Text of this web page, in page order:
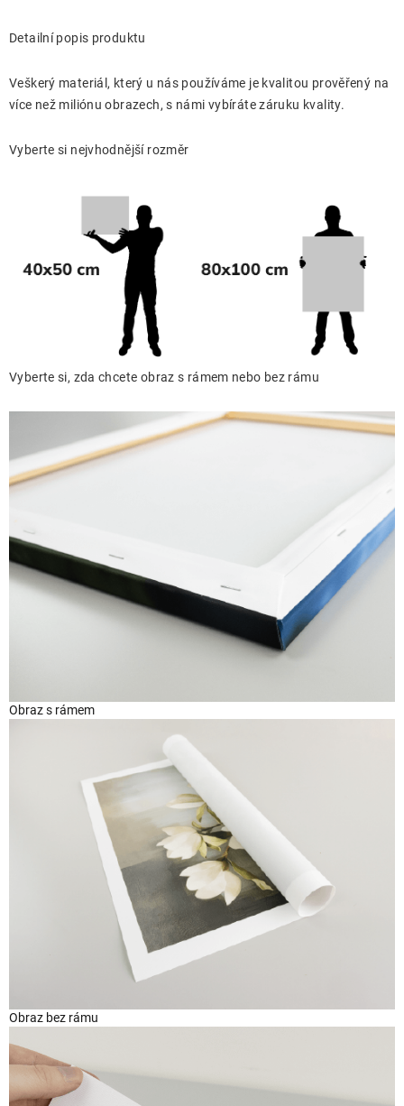
Detailní popis produktu
Veškerý materiál, který u nás používáme je kvalitou prověřený na
více než miliónu obrazech, s námi vybíráte záruku kvality.
Vyberte si nejvhodnější rozměr
Vyberte si, zda chcete obraz s rámem nebo bez rámu
Obraz s rámem
Obraz bez rámu